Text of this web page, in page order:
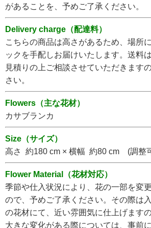
があることを、予めご了承ください。
Delivery charge（配達料）
こちらの商品は高さがあるため、場所
ックを手配しお届けいたします。送料
見積りの上ご相談させていただきます
さい。
Flowers（主な花材）
カサブランカ
Size（サイズ）
高さ 約180 cm × 横幅 約80 cm (調整
Flower Material（花材対応）
季節や仕入状況により、花の一部を変
ので、予めご了承ください。その際は
の花材にて、近い雰囲気に仕上げます
大きな変化がある際については、事前